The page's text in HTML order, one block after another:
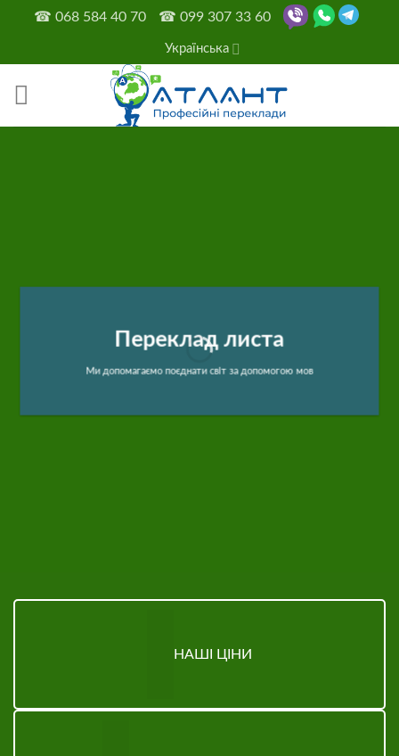
content
☎ 068 584 40 70 ☎ 099 307 33 60
Українська
Переклад листа
Ми допомагаємо поєднати світ за допомогою мов
НАШІ ЦІНИ